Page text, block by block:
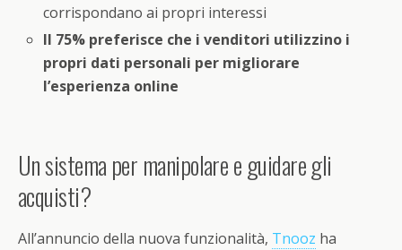
corrispondano ai propri interessi
Il 75% preferisce che i venditori utilizzino i
propri dati personali per migliorare
l’esperienza online
Un sistema per manipolare e guidare gli
acquisti?
All’annuncio della nuova funzionalità, Tnooz ha